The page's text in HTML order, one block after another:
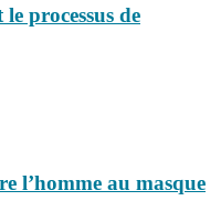
processus de
l’homme au masque